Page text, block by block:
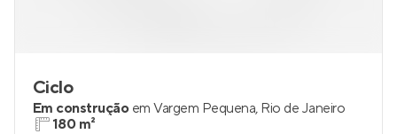
Ciclo
Em construção em Vargem Pequena, Rio de Janeiro
180 m²